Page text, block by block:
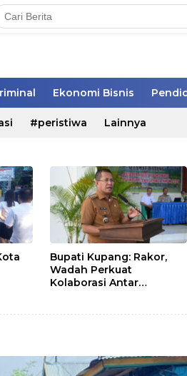
Ekonomi Bisnis
#peristiwa Lainnya
Bupati Kupang: Rakor,
Wadah Perkuat
Kolaborasi Antar